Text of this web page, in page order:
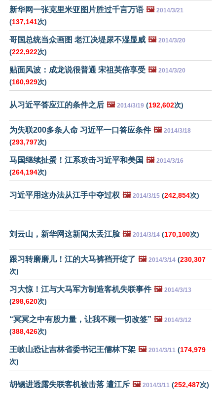
新华网一张克里米亚图片胜过千言万语 🖼️ 2014/3/21
(137,141次)
哥国总统当众画图 老江决堤尿不湿显威 🖼️ 2014/3/20
(222,922次)
贴面风波：成龙说很普通 宋祖英倍享受 🖼️ 2014/3/20
(160,929次)
从习近平答应江的条件之后 🖼️ 2014/3/19 (192,602次)
为失联200多条人命 习近平一口答应条件 🖼️ 2014/3/18
(293,797次)
马国继续扯蛋！江系攻击习近平和美国 🖼️ 2014/3/16
(264,194次)
习近平用这办法从江手中夺过权 🖼️ 2014/3/15 (242,854次)
刘云山，新华网这新闻太丢江脸 🖼️ 2014/3/14 (170,100次)
跟习转磨磨儿！江的大马裤裆开绽了 🖼️ 2014/3/14 (230,307
次)
习大惊！江与大马军方制造客机失联事件 🖼️ 2014/3/13
(298,620次)
“冥冥之中有股力量，让我不顾一切改签” 🖼️ 2014/3/12
(388,426次)
王岐山恐让吉林省委书记王儒林下架 🖼️ 2014/3/11 (174,979
次)
胡锡进透露失联客机被击落 遭江斥 🖼️ 2014/3/11 (252,487次)